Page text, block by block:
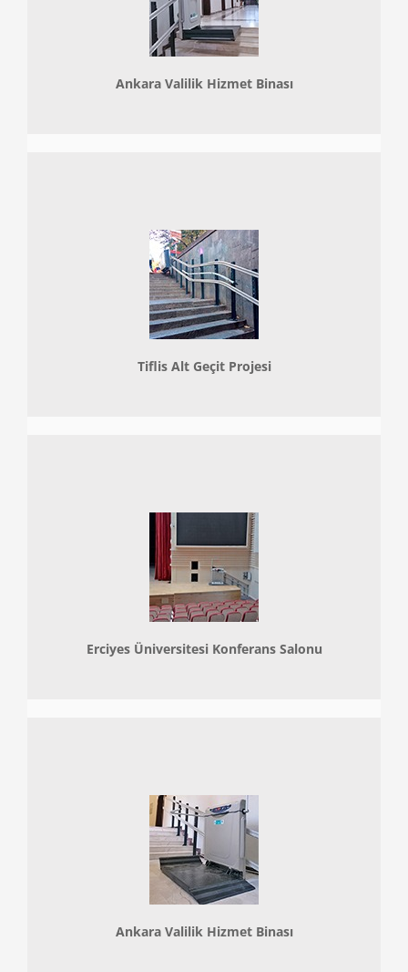
Ankara Valilik Hizmet Binası
Tiflis Alt Geçit Projesi
Erciyes Üniversitesi Konferans Salonu
Ankara Valilik Hizmet Binası